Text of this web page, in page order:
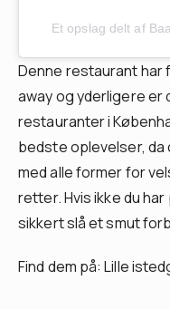
Et opslag delt af
Denne restaurant har
away og yderligere
restauranter i
bedste oplevelser, da
med alle former for
retter. Hvis ikke du
sikkert slå et smut
Find dem på: Lille